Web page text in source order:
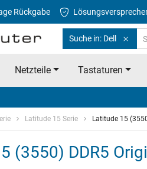
Rückgabe
Suche in: Dell
Netzteile Tastaturen
Latitude 15 Serie Latitude 15
(3550) DDR5